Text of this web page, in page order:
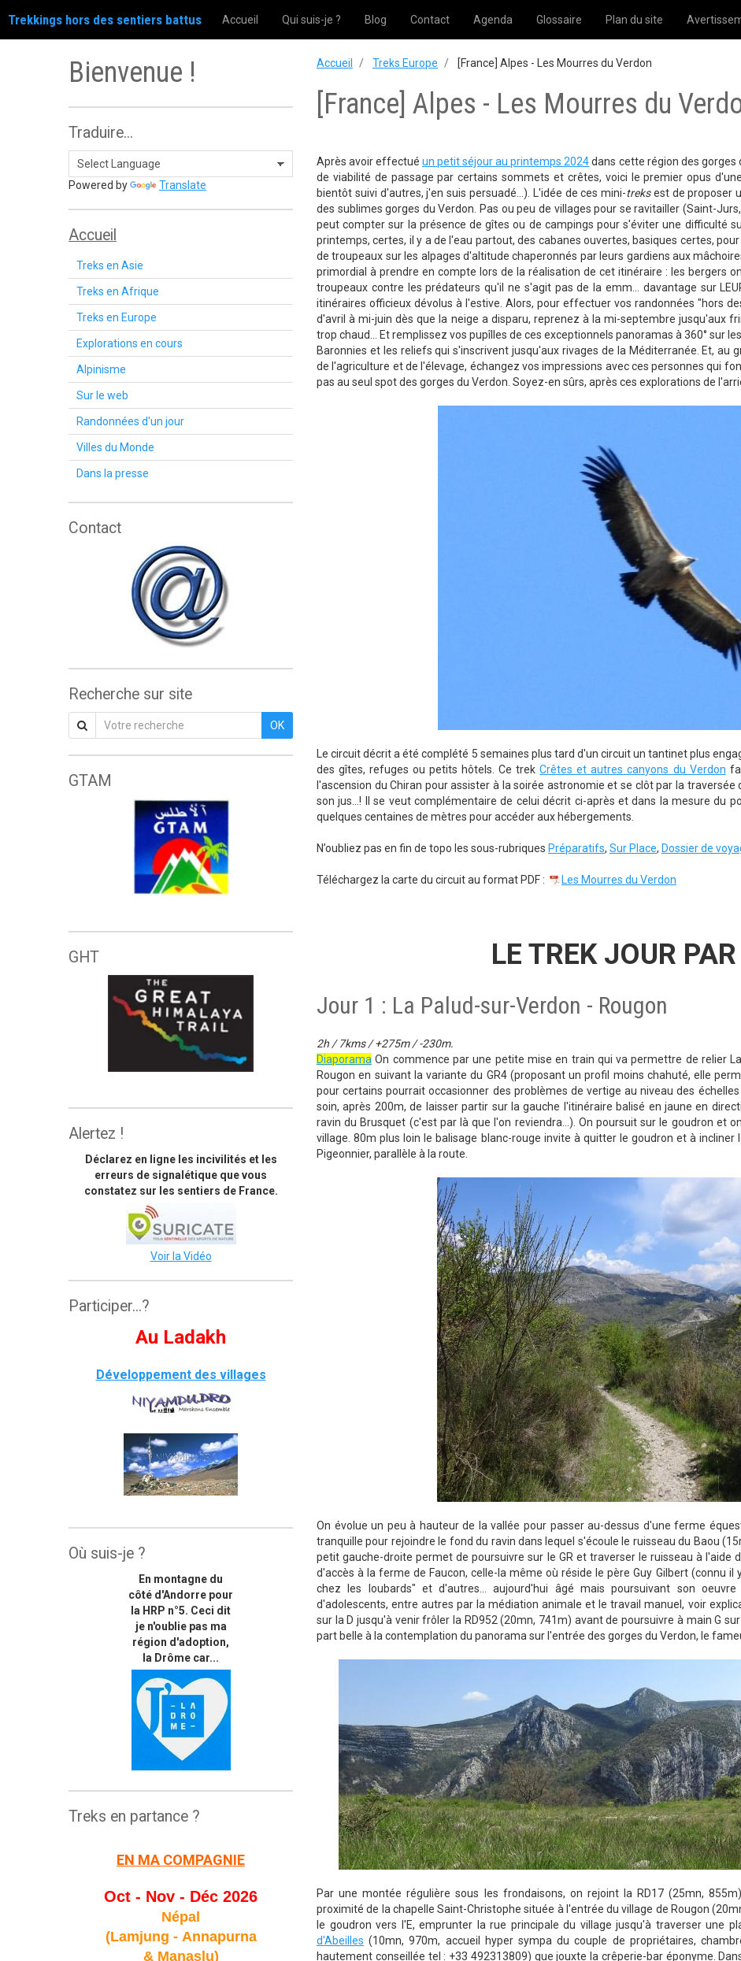
Trekkings hors des sentiers battus Accueil Qui suis-je ? Blog Contact Agenda Glossaire Plan du site
Accueil Treks Europe [France] Alpes - Les Mourres du Verdon
[France] Alpes - Les Mourres du
Après avoir effectuéun petit séjour au printemps 2024dans cette région des gorges
de viabilité de passage par certains sommets et crêtes, voici le premier opus
bientôt suivi d'autres, j'en suis persuadé...). L'idée de ces mini-treksest de proposer
des sublimes gorges du Verdon. Pas ou peu de villages pour se ravitailler (Saint-
peut compter sur la présence de gîtes ou de campings pour s'éviter une difficulté
printemps, certes, il y a de l'eau partout, des cabanes ouvertes, basiques certes,
de troupeaux sur les alpages d'altitude chaperonnés par leurs gardiens aux
primordial à prendre en compte lors de la réalisation de cet itinéraire : les bergers
troupeaux contre les prédateurs qu'il ne s'agit pas de la emm... davantage sur
itinéraires officieux dévolus à l'estive. Alors, pour effectuer vos randonnées "hors
d'avril à mi-juin dès que la neige a disparu, reprenez à la mi-septembre jusqu'aux
trop chaud... Et remplissez vos pupîlles de ces exceptionnels panoramas à 360° sur
Baronnies et les reliefs qui s'inscrivent jusqu'aux rivages de la Méditerranée. Et, au
de l'agriculture et de l'élevage, échangez vos impressions avec ces personnes qui
pas au seul spot des gorges du Verdon. Soyez-en sûrs, après ces explorations de
Le circuit décrit a été complété 5 semaines plus tard d'un circuit un tantinet plus
des gîtes, refuges ou petits hôtels. Ce trekCrêtes et autres canyons du Verdon
l'ascension du Chiran pour assister à la soirée astronomie et se clôt par la
son jus...! Il se veut complémentaire de celui décrit ci-après et dans la mesure du
quelques centaines de mètres pour accéder aux hébergements.
N’oubliez pas en fin de topo les sous-rubriques Préparatifs, Sur Place, Dossier de
Téléchargez la carte du circuit au format PDF : Les Mourres du Verdon
LE TREK JOUR
Jour 1 : La Palud-sur-Verdon - Rougon
2h / 7kms / +275m / -230m.
Diaporama On commence par une petite mise en train qui va permettre de relier
Rougon en suivant la variante du GR4 (proposant un profil moins chahuté, elle
pour certains pourrait occasionner des problèmes de vertige au niveau des
soin, après 200m, de laisser partir sur la gauche l'itinéraire balisé en jaune en
ravin du Brusquet (c'est par là que l'on reviendra...). On poursuit sur le goudron et
village. 80m plus loin le balisage blanc-rouge invite à quitter le goudron et à
Pigeonnier, parallèle à la route.
On évolue un peu à hauteur de la vallée pour passer au-dessus d'une ferme
tranquille pour rejoindre le fond du ravin dans lequel s'écoule le ruisseau du Baou
petit gauche-droite permet de poursuivre sur le GR et traverser le ruisseau à l'aide
d'accès à la ferme de Faucon, celle-la même où réside le père Guy Gilbert (connu
chez les loubards" et d'autres... aujourd'hui âgé mais poursuivant son
d'adolescents, entre autres par la médiation animale et le travail manuel, voir
sur la D jusqu'à venir frôler la RD952 (20mn, 741m) avant de poursuivre à main G
part belle à la contemplation du panorama sur l'entrée des gorges du Verdon, le
Par une montée régulière sous les frondaisons, on rejoint la RD17 (25mn,
proximité de la chapelle Saint-Christophe située à l'entrée du village de Rougon
le goudron vers l'E, emprunter la rue principale du village jusqu'à traverser une
d'Abeilles (10mn, 970m, accueil hyper sympa du couple de propriétaires,
hautement conseillée tel : +33 492313809) que jouxte la crêperie-bar éponyme.
Bienvenue !
Traduire...
Powered by Translate
Accueil
Treks en Asie
Treks en Afrique
Treks en Europe
Explorations en cours
Alpinisme
Sur le web
Randonnées d'un jour
Villes du Monde
Dans la presse
Contact
Recherche sur site
OK
GTAM
GHT
Alertez !
Déclarez en ligne les incivilités et les
erreurs de signalétique que vous
constatez sur les sentiers de France.
Voir la Vidéo
Participer...?
Au Ladakh
Développement des villages
Où suis-je ?
En montagne du
côté d'Andorre pour
la HRP n°5. Ceci dit
je n'oublie pas ma
région d'adoption,
la Drôme car...
Treks en partance ?
EN MA COMPAGNIE
Oct - Nov - Déc 2026
Népal
(Lamjung - Annapurna
& Manaslu)